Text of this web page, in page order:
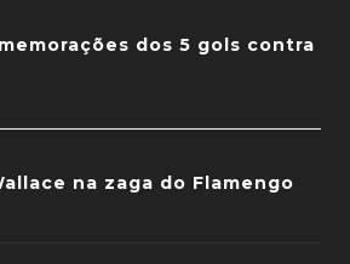
dos 5 gols contra
na zaga do Flamengo